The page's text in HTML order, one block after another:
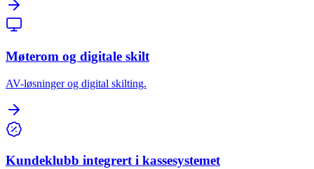
Møterom og digitale skilt
AV-løsninger og digital skilting.
Kundeklubb integrert i kassesystemet